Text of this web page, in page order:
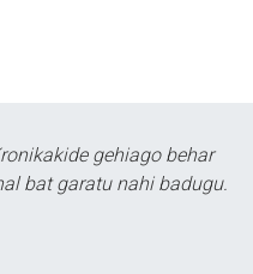
gehiago behar
bat garatu nahi badugu.